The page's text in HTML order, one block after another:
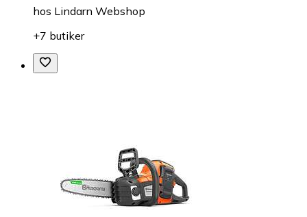
hos Lindarn Webshop
+7 butiker